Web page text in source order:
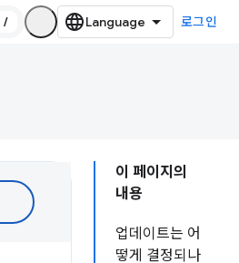
/ 로그인
이 페이지의
내용
업데이트는 어
떻게 결정되나